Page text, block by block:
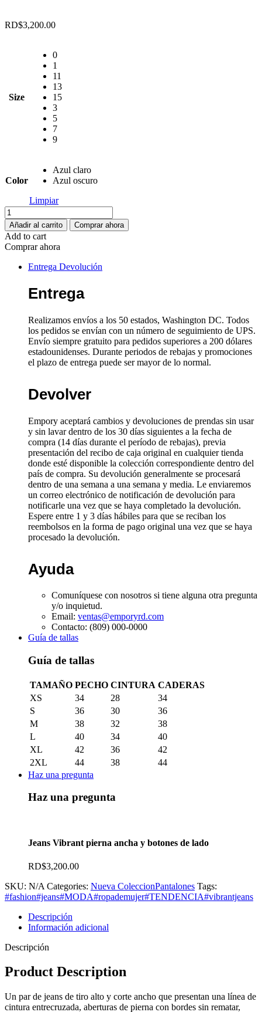
RD$3,200.00
Size
0
1
11
13
15
3
5
7
9
Color
Azul claro
Azul oscuro
Limpiar
Jeans
Vibrant
pierna
ancha
y
botones
cantidad
Añadir al carrito Comprar ahora
Add to cart
Comprar ahora
Entrega Devolución
Entrega
Realizamos envíos a los 50 estados, Washington DC. Todos
los pedidos se envían con un número de seguimiento de UPS.
Envío siempre gratuito para pedidos superiores a 200 dólares
estadounidenses. Durante periodos de rebajas y promociones
el plazo de entrega puede ser mayor de lo normal.
Devolver
Empory aceptará cambios y devoluciones de prendas sin usar
y sin lavar dentro de los 30 días siguientes a la fecha de
compra (14 días durante el período de rebajas), previa
presentación del recibo de caja original en cualquier tienda
donde esté disponible la colección correspondiente dentro del
país de compra. Su devolución generalmente se procesará
dentro de una semana a una semana y media. Le enviaremos
un correo electrónico de notificación de devolución para
notificarle una vez que se haya completado la devolución.
Espere entre 1 y 3 días hábiles para que se reciban los
reembolsos en la forma de pago original una vez que se haya
procesado la devolución.
Ayuda
Comuníquese con nosotros si tiene alguna otra pregunta
y/o inquietud.
Email: ventas@emporyrd.com
Contacto: (809) 000-0000
Guía de tallas
Guía de tallas
TAMAÑO PECHO CINTURA CADERAS
XS
34 28
34
S
36 30
36
M
38 32
38
L
40 34
40
XL
42 36
42
2XL
44 38
44
Haz una pregunta
Haz una pregunta
Jeans Vibrant pierna ancha y botones de lado
RD$3,200.00
SKU: N/A Categories: Nueva ColeccionPantalones Tags:
#fashion#jeans#MODA#ropademujer#TENDENCIA#vibrantjeans
Descripción
Información adicional
Descripción
Product Description
Un par de jeans de tiro alto y corte ancho que presentan una línea de
cintura entrecruzada, aberturas de pierna con bordes sin rematar,